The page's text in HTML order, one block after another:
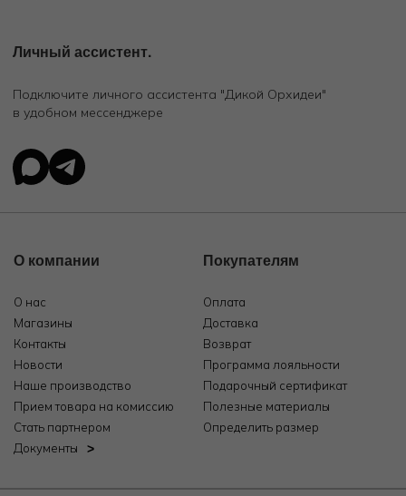
Личный ассистент.
Подключите личного ассистента "Дикой Орхидеи"
в удобном мессенджере
О компании
О нас
Магазины
Контакты
Новости
Наше производство
Прием товара на комиссию
Стать партнером
Документы
Покупателям
Оплата
Доставка
Возврат
Программа лояльности
Подарочный сертификат
Полезные материалы
Определить размер